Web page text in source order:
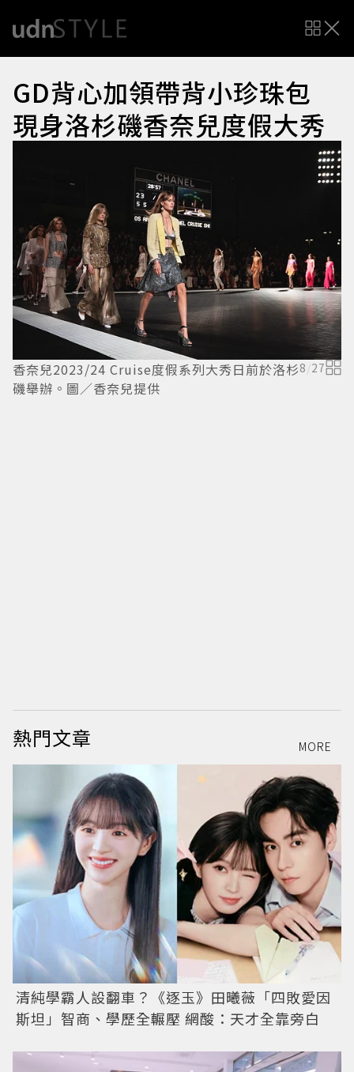
GD背心加領帶背小珍珠包
現身洛杉磯香奈兒度假大秀
香奈兒2023/24 Cruise度假系列大秀日前於洛杉
磯舉辦。圖／香奈兒提供
8/27
熱門文章 MORE
清純學霸人設翻車？《逐玉》田曦薇「四敗愛因
斯坦」智商、學歷全輾壓 網酸：天才全靠旁白